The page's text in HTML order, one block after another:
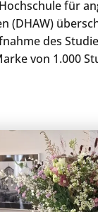
für
(DHAW)
des
von 1.000